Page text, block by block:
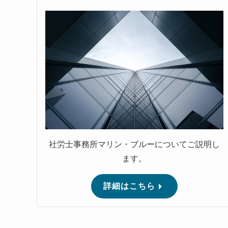
社労士事務所マリン・ブルーについてご説明し
ます。
詳細はこちら